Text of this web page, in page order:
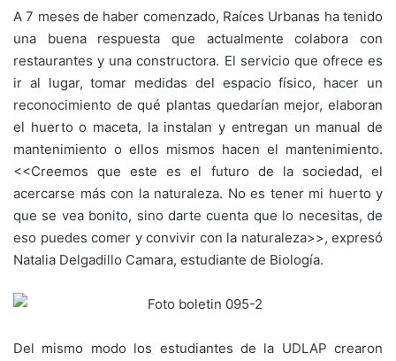
A 7 meses de haber comenzado, Raíces Urbanas ha tenido
una buena respuesta que actualmente colabora con
restaurantes y una constructora. El servicio que ofrece es
ir al lugar, tomar medidas del espacio físico, hacer un
reconocimiento de qué plantas quedarían mejor, elaboran
el huerto o maceta, la instalan y entregan un manual de
mantenimiento o ellos mismos hacen el mantenimiento.
<<Creemos que este es el futuro de la sociedad, el
acercarse más con la naturaleza. No es tener mi huerto y
que se vea bonito, sino darte cuenta que lo necesitas, de
eso puedes comer y convivir con la naturaleza>>, expresó
Natalia Delgadillo Camara, estudiante de Biología.
Del mismo modo los estudiantes de la UDLAP crearon